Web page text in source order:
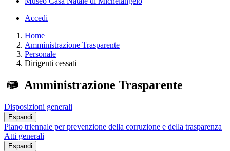
Accedi
Home
Amministrazione Trasparente
Personale
Dirigenti cessati
Amministrazione Trasparente
Disposizioni generali
Espandi
Piano triennale per prevenzione della corruzione e della trasparenza
Atti generali
Espandi